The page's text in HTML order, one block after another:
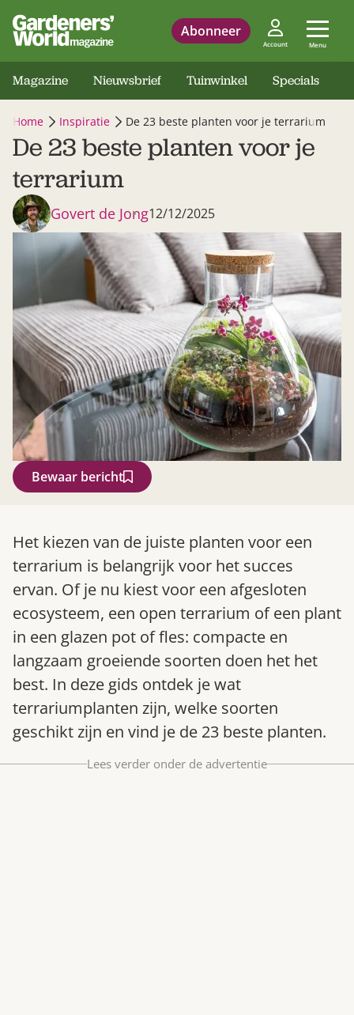
Abonneer
Account Menu
Gardeners’ World 08/2026
Bestel nu
Magazine Nieuwsbrief Tuinwinkel Specials
Home Inspiratie De 23 beste planten voor je terrarium
De 23 beste planten voor je
terrarium
Govert de Jong12/12/2025
Bewaar bericht
Het kiezen van de juiste planten voor een
terrarium is belangrijk voor het succes
ervan. Of je nu kiest voor een afgesloten
ecosysteem, een open terrarium of een plant
in een glazen pot of fles: compacte en
langzaam groeiende soorten doen het het
best. In deze gids ontdek je wat
terrariumplanten zijn, welke soorten
geschikt zijn en vind je de 23 beste planten.
Lees verder onder de advertentie